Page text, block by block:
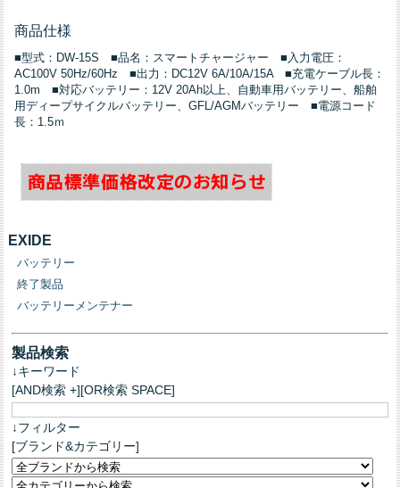
商品仕様
■型式：DW-15S ■品名：スマートチャージャー ■入力電圧：
AC100V 50Hz/60Hz ■出力：DC12V 6A/10A/15A ■充電ケーブル長：
1.0m ■対応バッテリー：12V 20Ah以上、自動車用バッテリー、船舶
用ディープサイクルバッテリー、GFL/AGMバッテリー ■電源コード
長：1.5ｍ
EXIDE
バッテリー
終了製品
バッテリーメンテナー
製品検索
↓キーワード
[AND検索 +][OR検索 SPACE]
↓フィルター
[ブランド&カテゴリー]